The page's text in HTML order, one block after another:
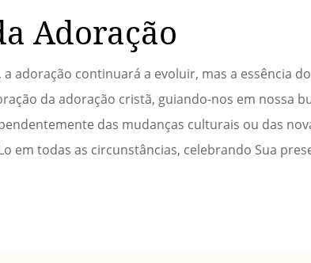
Adoração
adoração continuará a evoluir, mas a essência
da adoração cristã, guiando-nos em nossa
das mudanças culturais ou das
em todas as circunstâncias, celebrando Sua